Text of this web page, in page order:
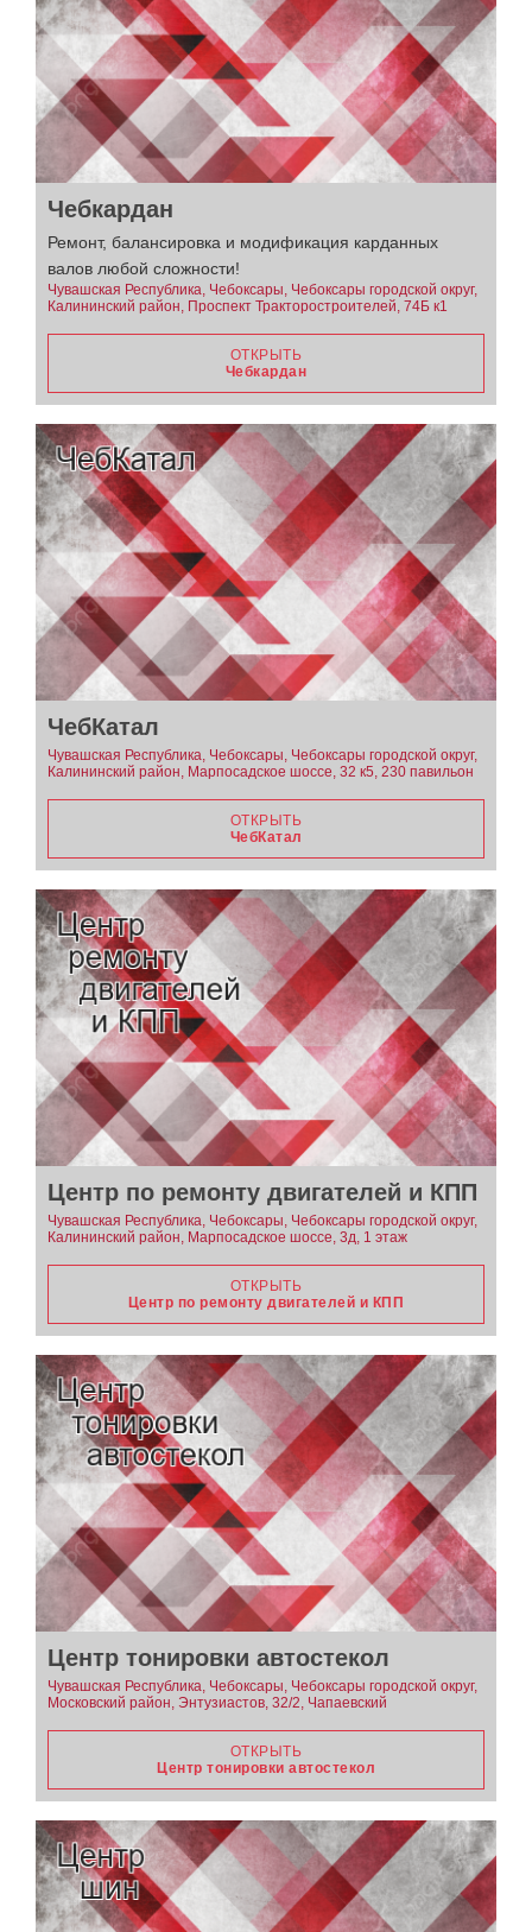
Чебкардан
Ремонт, балансировка и модификация карданных
валов любой сложности!
Чувашская Республика, Чебоксары, Чебоксары городской округ,
Калининский район, Проспект Тракторостроителей, 74Б к1
ОТКРЫТЬ
Чебкардан
ЧебКатал
Чувашская Республика, Чебоксары, Чебоксары городской округ,
Калининский район, Марпосадское шоссе, 32 к5, 230 павильон
ОТКРЫТЬ
ЧебКатал
Центр по ремонту двигателей и КПП
Чувашская Республика, Чебоксары, Чебоксары городской округ,
Калининский район, Марпосадское шоссе, 3д, 1 этаж
ОТКРЫТЬ
Центр по ремонту двигателей и КПП
Центр тонировки автостекол
Чувашская Республика, Чебоксары, Чебоксары городской округ,
Московский район, Энтузиастов, 32/2, Чапаевский
ОТКРЫТЬ
Центр тонировки автостекол